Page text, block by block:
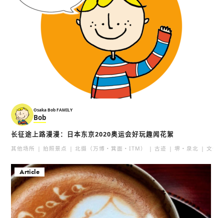
Osaka Bob FAMILY
Bob
长征途上路漫漫：日本东京2020奥运会好玩趣闻花絮
其他场所 拍照景点 北摄（万博・箕面・ITM） 古迹 堺・泉北 文化
Article